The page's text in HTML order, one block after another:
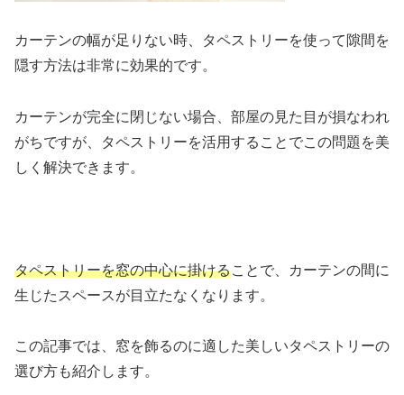
カーテンの幅が足りない時、タペストリーを使って隙間を
隠す方法は非常に効果的です。
カーテンが完全に閉じない場合、部屋の見た目が損なわれ
がちですが、タペストリーを活用することでこの問題を美
しく解決できます。
タペストリーを窓の中心に掛けることで、カーテンの間に
生じたスペースが目立たなくなります。
この記事では、窓を飾るのに適した美しいタペストリーの
選び方も紹介します。